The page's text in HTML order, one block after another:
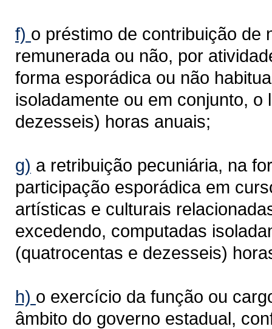
f) o préstimo de contribuição de
remunerada ou não, por
forma esporádica ou não
isoladamente ou em conjunto,
dezesseis) horas anuais;
g) a retribuição pecuniária, na
participação esporádica em
artísticas e culturais
excedendo, computadas
(quatrocentas e dezesseis)
h) o exercício da função ou
âmbito do governo estadual,